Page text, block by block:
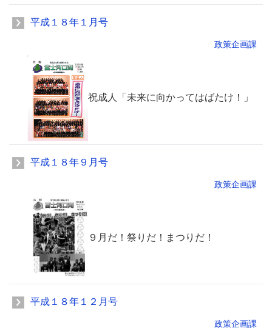
平成１８年１月号
政策企画課
祝成人「未来に向かってはばたけ！」
平成１８年９月号
政策企画課
９月だ！祭りだ！まつりだ！
平成１８年１２月号
政策企画課